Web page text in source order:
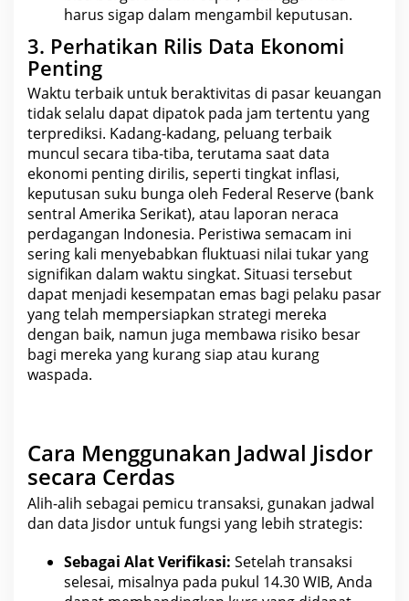
harus sigap dalam mengambil keputusan.
3. Perhatikan Rilis Data Ekonomi
Penting
Waktu terbaik untuk beraktivitas di pasar keuangan
tidak selalu dapat dipatok pada jam tertentu yang
terprediksi. Kadang-kadang, peluang terbaik
muncul secara tiba-tiba, terutama saat data
ekonomi penting dirilis, seperti tingkat inflasi,
keputusan suku bunga oleh Federal Reserve (bank
sentral Amerika Serikat), atau laporan neraca
perdagangan Indonesia. Peristiwa semacam ini
sering kali menyebabkan fluktuasi nilai tukaryang
signifikan dalam waktu singkat. Situasi tersebut
dapat menjadi kesempatan emas bagi pelaku pasar
yang telah mempersiapkan strategi mereka
dengan baik, namun juga membawa risiko besar
bagi mereka yang kurang siap atau kurang
waspada.
Cara Menggunakan Jadwal Jisdor
secara Cerdas
Alih-alih sebagai pemicu transaksi, gunakan jadwal
dan data Jisdor untukfungsi yang lebih strategis:
Sebagai Alat Verifikasi: Setelah transaksi
selesai, misalnya pada pukul 14.30 WIB, Anda